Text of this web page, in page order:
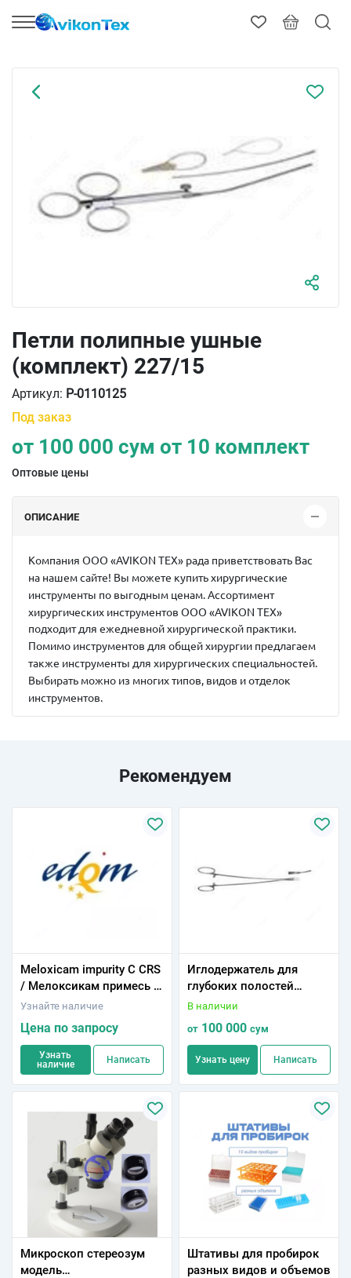
Петли полипные ушные
(комплект) 227/15
Артикул: P-0110125
Под заказ
от 100 000 сум от 10 комплект
Оптовые цены
ОПИСАНИЕ
Компания ООО «AVIKON TEX» рада приветствовать Вас
на нашем сайте! Вы можете купить хирургические
инструменты по выгодным ценам. Ассортимент
хирургических инструментов ООО «AVIKON TEX»
подходит для ежедневной хирургической практики.
Помимо инструментов для общей хирургии предлагаем
также инструменты для хирургических специальностей.
Выбирать можно из многих типов, видов и отделок
инструментов.
Рекомендуем
Мeloxicam impurity C CRS
/ Мелоксикам примесь С
CRS
Узнайте наличие
Цена по запросу
Узнать
наличие
Написать
Иглодеpжатель для
глубоких полостей
154/22
В наличии
от 100 000 сум
Узнать цену Написать
Микроскоп стереозум
модель
Штативы для пробирок
разных видов и объемов